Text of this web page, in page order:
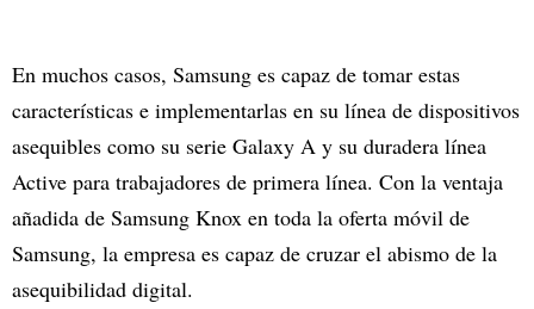
En muchos casos, Samsung es capaz de tomar estas
características e implementarlas en su línea de dispositivos
asequibles como su serie Galaxy A y su duradera línea
Active para trabajadores de primera línea. Con la ventaja
añadida de Samsung Knox en toda la oferta móvil de
Samsung, la empresa es capaz de cruzar el abismo de la
asequibilidad digital.